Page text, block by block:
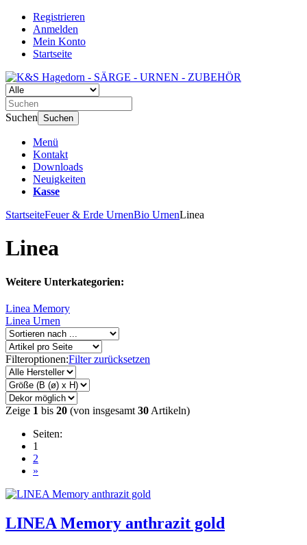
Registrieren
Anmelden
Mein Konto
Startseite
Suchen Suchen
Menü
Kontakt
Downloads
Neuigkeiten
Kasse
StartseiteFeuer & Erde UrnenBio UrnenLinea
Linea
Weitere Unterkategorien:
Linea Memory
Linea Urnen
Filteroptionen:Filter zurücksetzen
Zeige 1 bis 20 (von insgesamt 30 Artikeln)
Seiten:
1
2
»
LINEA Memory anthrazit gold